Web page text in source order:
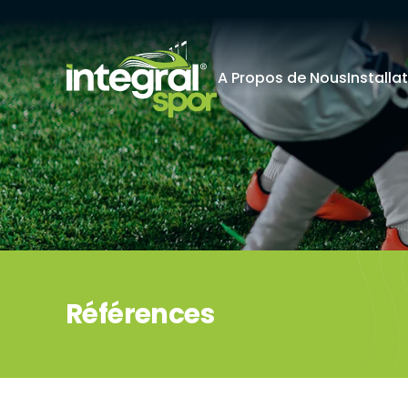
A Propos de Nous
Références
KİŞİSEL
İNTERNET
Kişisel
edenlerin
Kullanımı
tür çerezlerin
Çerezler,
tarafından
Genellikle
deneyim
kullanılır ve
hatırlatmak
Projets Tous les projets